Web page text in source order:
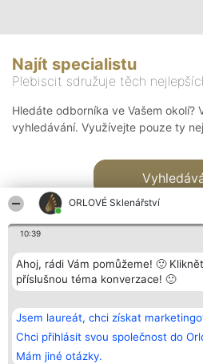
ORLOVÉ Sklenářství
10:39
Ahoj, rádi Vám pomůžeme! 🙂
příslušnou téma konverzace! 🙂
Jsem laureát, chci získat
Chci přihlásit svou společnost do
Mám jiné otázky.
Najít specialistu
Plebiscit sdružuje těch
Hledáte odborníka ve Vašem okolí?
vyhledávání. Využívejte pouze ty
Bright Side Solutions sp. z o.
o. sp. k.
ul. Ruska 22
Wrocław 50-079
KRS 0000749100 | Regon
Vítězové
Seznam
laureátů
Zásady